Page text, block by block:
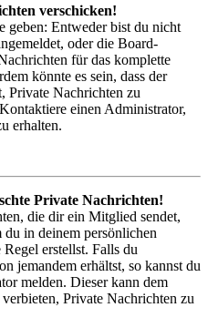
verschicken!
geben: Entweder bist du nicht
oder die Board-
für das komplette
könnte es sein, dass der
Private Nachrichten zu
einen Administrator,
erhalten.
Private Nachrichten!
die dir ein Mitglied sendet,
du in deinem persönlichen
erstellst. Falls du
jemandem erhältst, so kannst du
melden. Dieser kann dem
Private Nachrichten zu